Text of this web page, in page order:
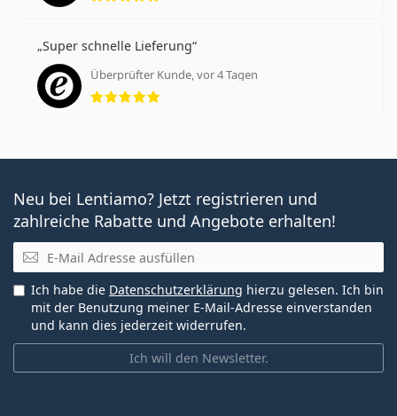
Super schnelle Lieferung
Überprüfter Kunde, vor 4 Tagen
Bewertung 5 aus 5
Neu bei Lentiamo? Jetzt registrieren und
zahlreiche Rabatte und Angebote erhalten!
E-Mail
Ich will den Newsletter.
Ich habe die Datenschutzerklärung hierzu gelesen. Ich bin
mit der Benutzung meiner E-Mail-Adresse einverstanden
und kann dies jederzeit widerrufen.